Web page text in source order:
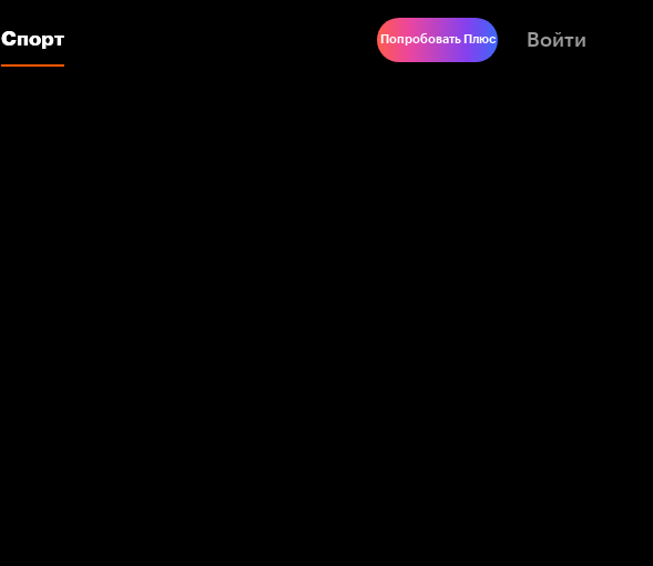
Спорт
Спорт Попробовать Плюс Войти